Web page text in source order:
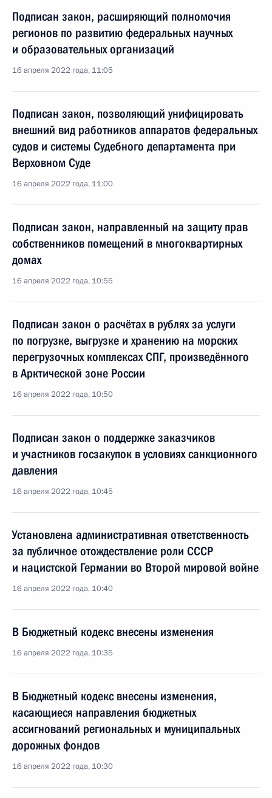
Подписан закон, расширяющий полномочия
регионов по развитию федеральных научных
и образовательных организаций
16 апреля 2022 года, 11:05
Подписан закон, позволяющий унифицировать
внешний вид работников аппаратов федеральных
судов и системы Судебного департамента при
Верховном Суде
16 апреля 2022 года, 11:00
Подписан закон, направленный на защиту прав
собственников помещений в многоквартирных
домах
16 апреля 2022 года, 10:55
Подписан закон о расчётах в рублях за услуги
по погрузке, выгрузке и хранению на морских
перегрузочных комплексах СПГ, произведённого
в Арктической зоне России
16 апреля 2022 года, 10:50
Подписан закон о поддержке заказчиков
и участников госзакупок в условиях санкционного
давления
16 апреля 2022 года, 10:45
Установлена административная ответственность
за публичное отождествление роли СССР
и нацистской Германии во Второй мировой войне
16 апреля 2022 года, 10:40
В Бюджетный кодекс внесены изменения
16 апреля 2022 года, 10:35
В Бюджетный кодекс внесены изменения,
касающиеся направления бюджетных
ассигнований региональных и муниципальных
дорожных фондов
16 апреля 2022 года, 10:30